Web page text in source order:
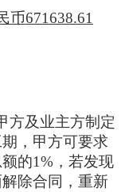
币671638.61
方及业主方制定
，甲方可要求
的1%，若发现
除合同，重新